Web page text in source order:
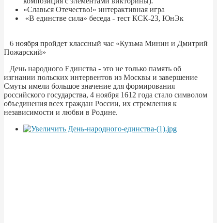
«Славься Отечество!» интерактивная игра
«В единстве сила» беседа - тест КСК-23, ЮнЭк
6 ноября пройдет классный час «Кузьма Минин и Дмитрий
Пожарский»
День народного Единства - это не только память об
изгнании польских интервентов из Москвы и завершение
Смуты имели большое значение для формирования
российского государства, 4 ноября 1612 года стало символом
объединения всех граждан России, их стремления к
независимости и любви в Родине.